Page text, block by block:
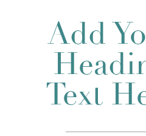
Add
Text